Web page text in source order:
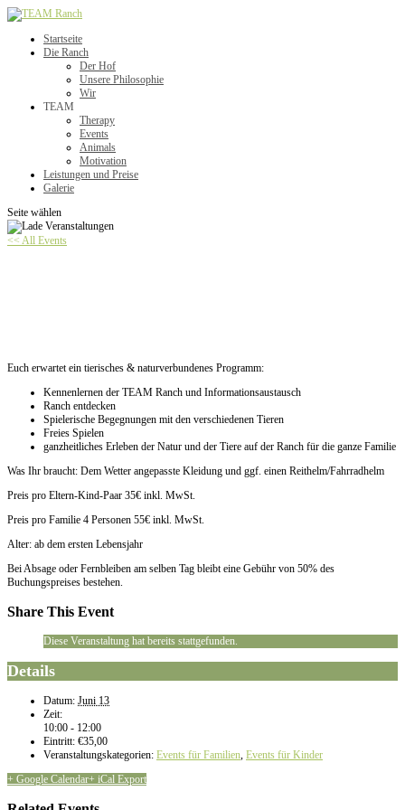
Startseite
Die Ranch
Der Hof
Unsere Philosophie
Wir
TEAM
Therapy
Events
Animals
Motivation
Leistungen und Preise
Galerie
Seite wählen
<< All Events
Euch erwartet ein tierisches & naturverbundenes Programm:
Kennenlernen der TEAM Ranch und Informationsaustausch
Ranch entdecken
Spielerische Begegnungen mit den verschiedenen Tieren
Freies Spielen
ganzheitliches Erleben der Natur und der Tiere auf der Ranch für die ganze Familie
Was Ihr braucht: Dem Wetter angepasste Kleidung und ggf. einen Reithelm/Fahrradhelm
Preis pro Eltern-Kind-Paar 35€ inkl. MwSt.
Preis pro Familie 4 Personen 55€ inkl. MwSt.
Alter: ab dem ersten Lebensjahr
Bei Absage oder Fernbleiben am selben Tag bleibt eine Gebühr von 50% des
Buchungspreises bestehen.
Share This Event
Diese Veranstaltung hat bereits stattgefunden.
Details
Datum: Juni 13
Zeit:
10:00 - 12:00
Eintritt: €35,00
Veranstaltungskategorien: Events für Familien Events für Kinder
+ Google Calendar+ iCal Export